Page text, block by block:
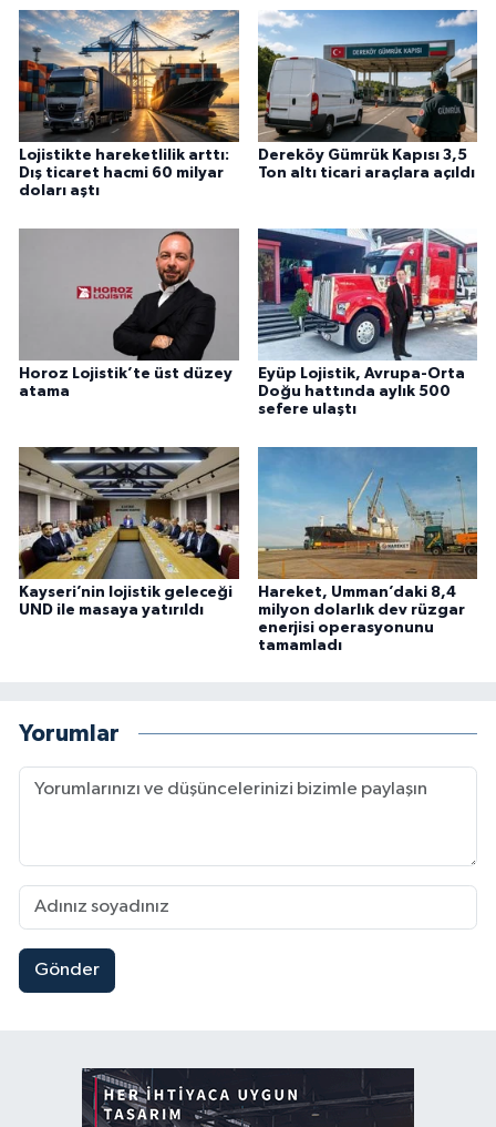
Lojistikte hareketlilik arttı:
Dış ticaret hacmi 60 milyar
doları aştı
Dereköy Gümrük Kapısı 3,5
Ton altı ticari araçlara açıldı
Horoz Lojistik’te üst düzey
atama
Eyüp Lojistik, Avrupa-Orta
Doğu hattında aylık 500
sefere ulaştı
Kayseri’nin lojistik geleceği
UND ile masaya yatırıldı
Hareket, Umman’daki 8,4
milyon dolarlık dev rüzgar
enerjisi operasyonunu
tamamladı
Yorumlar
Gönder